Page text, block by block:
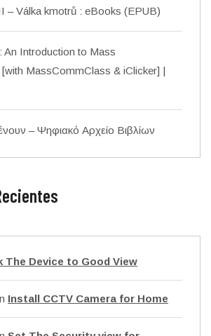
– Válka kmotrů : eBooks (EPUB)
An Introduction to Mass
MassCommClass & iClicker] |
– Ψηφιακό Αρχείο Βιβλίων
The Device to Good View
Install CCTV Camera for Home